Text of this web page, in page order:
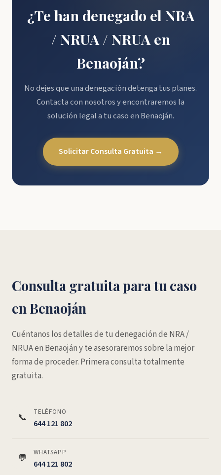
¿Te han denegado el NRA
/ NRUA / NRUA en
Benaoján?
No dejes que una denegación detenga tus planes.
Contacta con nosotros y encontraremos la
solución legal a tu caso en Benaoján.
Solicitar Consulta Gratuita →
Consulta gratuita para tu caso
en Benaoján
Cuéntanos los detalles de tu denegación de NRA /
NRUA en Benaoján y te asesoraremos sobre la mejor
forma de proceder. Primera consulta totalmente
gratuita.
📞 TELÉFONO
644 121 802
💬 WHATSAPP
644 121 802